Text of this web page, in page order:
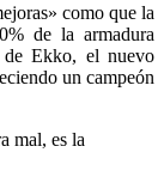
como que la
de la armadura
de Ekko, el nuevo
un campeón
mal, es la